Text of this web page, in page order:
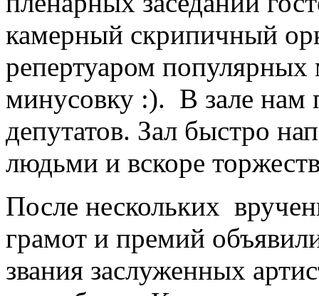
камерный скрипичный
репертуаром
минусовку :). В зале нам
депутатов. Зал быстро
людьми и вскоре
После нескольких
грамот и премий
звания заслуженных